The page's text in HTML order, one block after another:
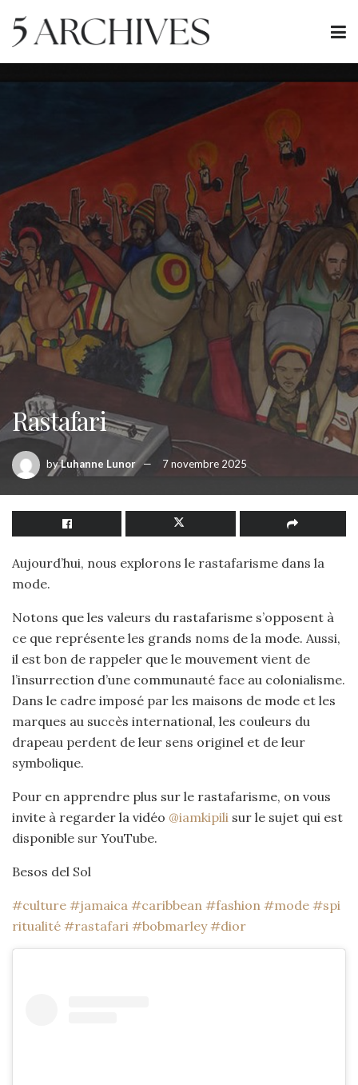
Rastafari
byLuhanne Lunor 7 novembre 2025
Aujourd’hui, nous explorons le rastafarisme dans la
mode.
Notons que les valeurs du rastafarisme s’opposent à
ce que représente les grands noms de la mode. Aussi,
il est bon de rappeler que le mouvement vient de
l’insurrection d’une communauté face au colonialisme.
Dans le cadre imposé par les maisons de mode et les
marques au succès international, les couleurs du
drapeau perdent de leur sens originel et de leur
symbolique.
Pour en apprendre plus sur le rastafarisme, on vous
invite à regarder la vidéo @iamkipili sur le sujet qui est
disponible sur YouTube.
Besos del Sol
#culture #jamaica #caribbean #fashion #mode #spi
ritualité #rastafari #bobmarley #dior